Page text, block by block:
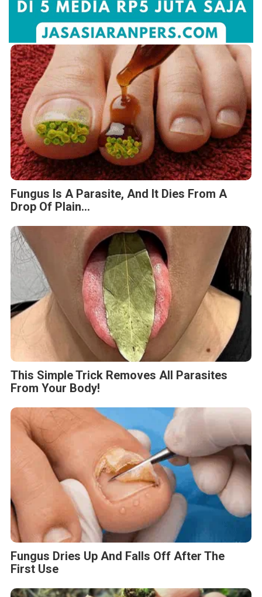
Fungus Is A Parasite, And It Dies From A
Drop Of Plain...
This Simple Trick Removes All Parasites
From Your Body!
Fungus Dries Up And Falls Off After The
First Use